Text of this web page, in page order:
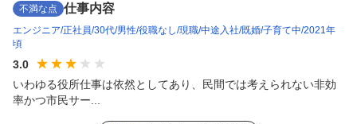
不満な点 仕事内容
エンジニア 正社員 30代 男性 役職なし 現職 中途入社 既婚 子育て中 2021年
頃
3.0
いわゆる役所仕事は依然としてあり、民間では考えられない非効
率かつ市民サー...